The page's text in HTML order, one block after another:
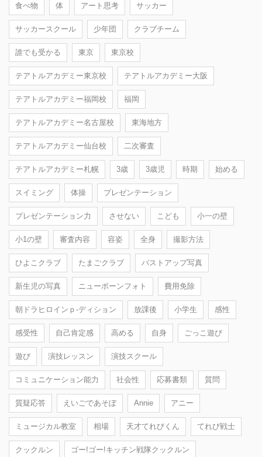
食べ物 体 アート思考 サッカー
サッカースクール 少年団 クラブチーム
誰でも受かる 東京 東京校
テアトルアカデミー東京校 テアトルアカデミー大阪
テアトルアカデミー福岡校 福岡
テアトルアカデミー名古屋校 東海地方
テアトルアカデミー仙台校 二次審査
テアトルアカデミー札幌 3歳 3歳児 時期 始める
スイミング 体操 プレゼンテーション
プレゼンテーション力 させない こども 小一の壁
小1の壁 審査内容 容姿 全身 撮影方法
ひよこクラブ たまごクラブ バストアップ写真
新生児の写真 ニューボーンフォト 費用免除
朝ドラヒロインｐ-ディション 放課後 小学生 感性
感受性 自己肯定感 高める 自身 ごっこ遊び
遊び 演技レッスン 演技スクール
コミュニケーション能力 社会性 応募書類 質問
質疑応答 えいごであそぼ Annie アニー
ミュージカル教室 相場 天才てれびくん てれび戦士
クックルン ゴー!ゴー!キッチン戦隊クックルン